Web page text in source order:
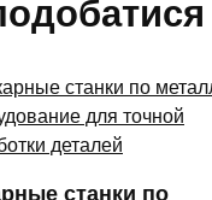
станки по